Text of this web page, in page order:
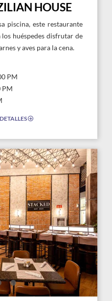
HOUSE
piscina, este restaurante
huéspedes disfrutar de
y aves para la cena.
PM
PM
Link
to
de
Hard
Rock
Cana